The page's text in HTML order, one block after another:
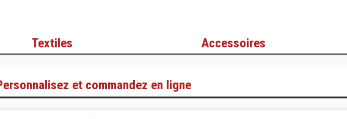
Textiles Accessoires
et commandez en ligne